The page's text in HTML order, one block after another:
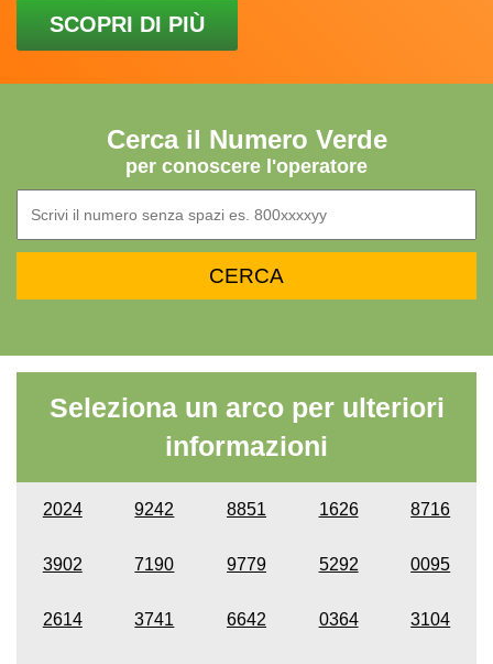
SCOPRI DI PIÙ
Cerca il Numero Verde
per conoscere l'operatore
Seleziona un arco per ulteriori
informazioni
2024 9242 8851 1626 8716
3902 7190 9779 5292 0095
2614 3741 6642 0364 3104